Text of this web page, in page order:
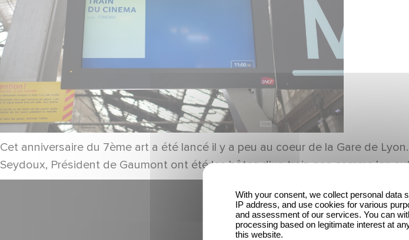
Cet anniversaire du 7ème art a été lancé il y a peu au coeur de la Gare de
Seydoux, Président de Gaumont ont été les hôtes d'un train pas comme les
With your consent, we collect personal data
IP address, and use cookies for various
and assessment of our services. You can
processing based on legitimate interest at
this website.